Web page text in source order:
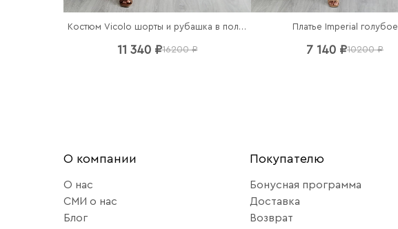
Костюм Vicolo шорты и рубашка в полоску
11 340 ₽16200 ₽
Платье Imperial голубое
7 140 ₽10200 ₽
О компании
О нас
СМИ о нас
Блог
Покупателю
Бонусная программа
Доставка
Возврат